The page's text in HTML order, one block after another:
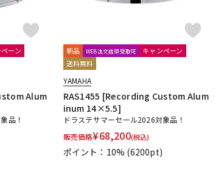
ーン
Alum
品！
新品 WEB注文店頭受取可
キャンペーン
送料無料
YAMAHA
RAS1455 [Recording Custom Alum
inum 14×5.5]
ドラステサマーセール2026対象品！
販売価格¥68,200(税込)
ポイント：10% (6200pt)